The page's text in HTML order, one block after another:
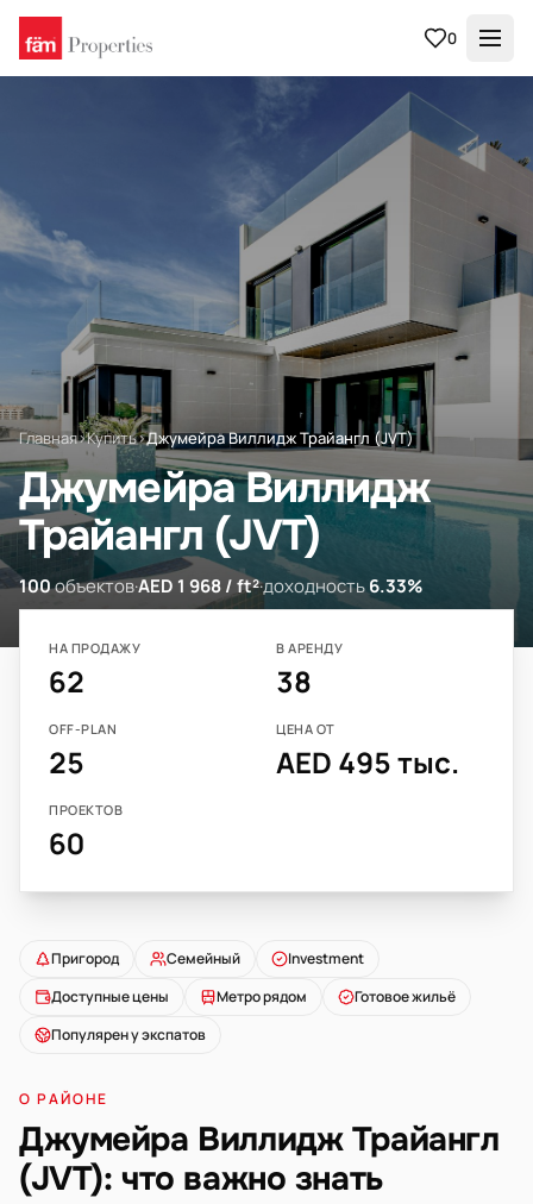
0
Главная›Купить›Джумейра Виллидж Трайангл (JVT)
Джумейра Виллидж
Трайангл (JVT)
100объектов·AED 1 968 / ft²·доходность6.33%
НА ПРОДАЖУ
62
В АРЕНДУ
38
OFF-PLAN
25
ЦЕНА ОТ
AED 495 тыс.
ПРОЕКТОВ
60
Пригород Семейный
Investment
Доступные цены
Метро рядом
Готовое жильё
Популярен у экспатов
О РАЙОНЕ
Джумейра Виллидж Трайангл
(JVT): что важно знать